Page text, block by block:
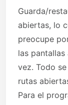
Guarda/
abiertas, lo
preocupe
las pantallas
vez. Todo
rutas
Para el